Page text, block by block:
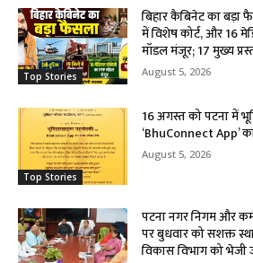
Top Stories
बिहार कैबिनेट का बड़ा
में विशेष कोर्ट, और 16
मॉडल मंजूर; 17 मुख्य
August 5, 2026
Top Stories
16 अगस्त को पटना में
‘BhuConnect App’
August 5, 2026
पटना नगर निगम और
पर बुधवार को सशक्त
विकास विभाग को भेजी